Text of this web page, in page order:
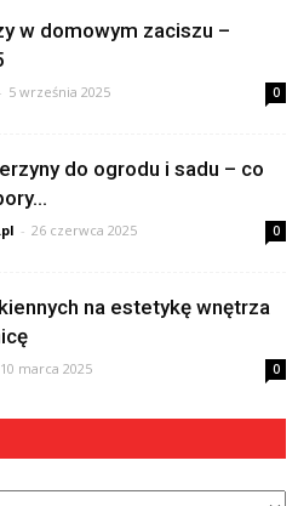
w domowym zaciszu –
- 5 września 2025 0
do ogrodu i sadu – co
- 26 czerwca 2025 0
na estetykę wnętrza
10 marca 2025 0